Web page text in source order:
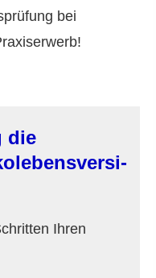
bei
die
Ihren